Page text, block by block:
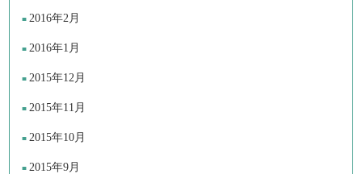
2016年2月
2016年1月
2015年12月
2015年11月
2015年10月
2015年9月